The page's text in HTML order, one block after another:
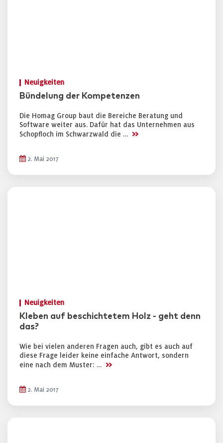
Neuigkeiten
Bündelung der Kompetenzen
Die Homag Group baut die Bereiche Beratung und
Software weiter aus. Dafür hat das Unternehmen aus
Schopfloch im Schwarzwald die … >>
2. Mai 2017
Neuigkeiten
Kleben auf beschichtetem Holz - geht denn
das?
Wie bei vielen anderen Fragen auch, gibt es auch auf
diese Frage leider keine einfache Antwort, sondern
eine nach dem Muster: … >>
2. Mai 2017